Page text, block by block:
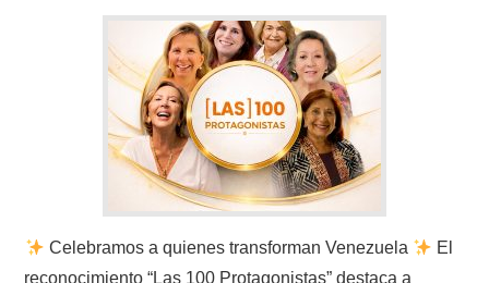
Celebramos a quienes transforman Venezuela
El
reconocimiento “Las 100 Protagonistas” destaca a